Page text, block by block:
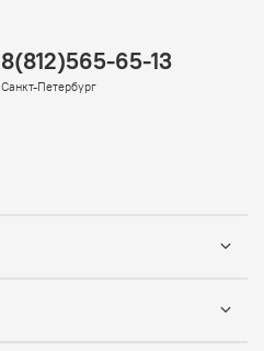
8(812)565-65-13
Санкт-Петербург